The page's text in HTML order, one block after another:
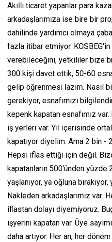
Akıllı ticaret yapanlar para
arkadaşlarımıza ise bire bir
dahilinde yardımcı olmaya
fazla itibar etmiyor.
verebileceğini, yetkililer bize
300 kişi davet ettik, 50-60
gelip öğrenmesi lazım. Nasıl
gerekiyor, esnafımızı
kepenk kapatan esnafımız
iş yerleri var. Yıl içerisinde
kapatıyor diyelim. Ama 2 bin -
Hepsi iflas ettiği için değil.
kapatanların 500'ünden yüzde
yaşlanıyor, ya oğluna
Nakleden arkadaşlarımız var.
iflastan dolayı diyemiyoruz.
işyerini kapatan var. Üye
daha artıyor. Her an, her